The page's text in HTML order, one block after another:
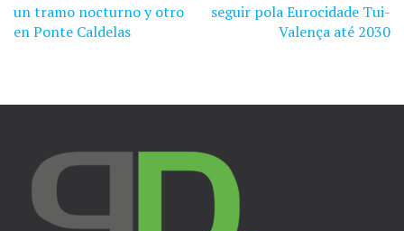
de
entradas
un tramo nocturno y otro
en Ponte Caldelas
seguir pola Eurocidade Tui-
Valença até 2030